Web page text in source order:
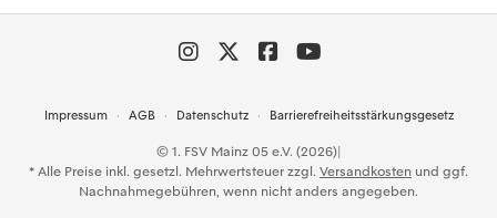
Impressum AGB Datenschutz Barrierefreiheitsstärkungsgesetz
© 1. FSV Mainz 05 e.V. (2026)|
* Alle Preise inkl. gesetzl. Mehrwertsteuer zzgl. Versandkosten und ggf.
Nachnahmegebühren, wenn nicht anders angegeben.